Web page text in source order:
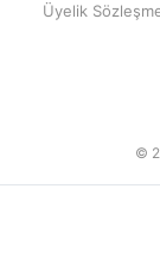
Üyelik
©